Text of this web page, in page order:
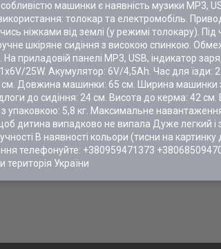
машинки є наявність музики MP3,
толокар та електромобіль.
ніжками від землі (у режимі толокару). Під
шкіряне сидіння з високою спинкою.
приладовій панелі MP3, USB, індикатор
25W. Акумулятор: 6V/4,5Ah. Час для їзди:
Довжина машинки: 65 см. Ширина машинки
до сидіння: 24 см. Висота до керма: 42
упаковкою: 5,8 кг. Максимальне
дитина випадково не випала Дуже легкий і
В наявності кольори (тисни на
телефонуйте: +380959471373
України